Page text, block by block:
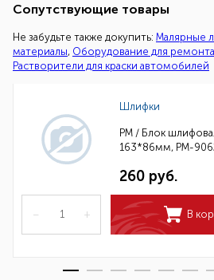
Сопутствующие товары
Не забудьте также докупить: Малярные
материалы, Оборудование для
Растворители для краски автомобилей
Шлифки
РМ / Блок
163*86мм, РМ-
260 руб.
– + В